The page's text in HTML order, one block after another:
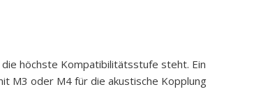
höchste Kompatibilitätsstufe steht. Ein
M3 oder M4 für die akustische Kopplung